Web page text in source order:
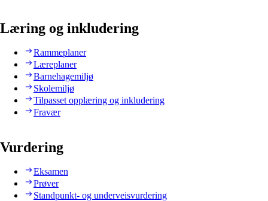
Læring og inkludering
Rammeplaner
Læreplaner
Barnehagemiljø
Skolemiljø
Tilpasset opplæring og inkludering
Fravær
Vurdering
Eksamen
Prøver
Standpunkt- og underveisvurdering